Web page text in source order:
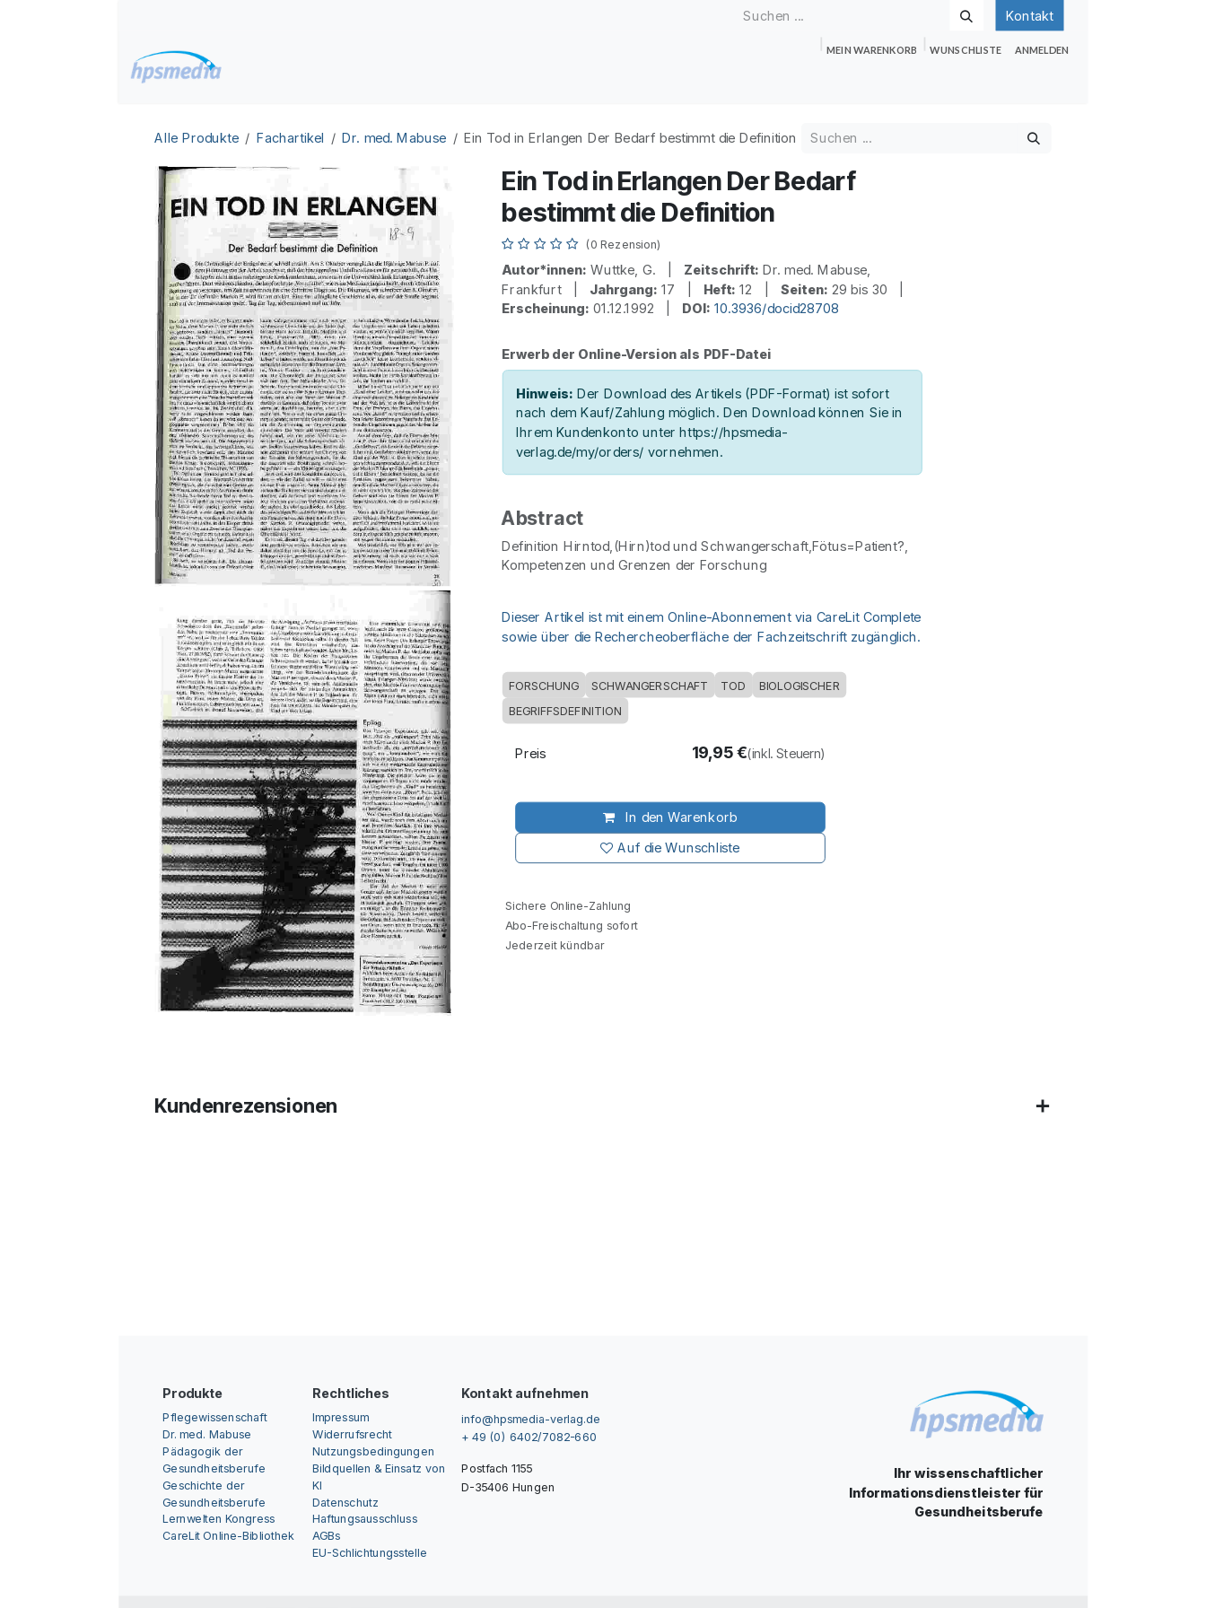
Kontakt
MEIN WARENKORB WUNSCHLISTE ANMELDEN
Alle Produkte Fachartikel Dr. med. Mabuse Ein Tod in Erlangen Der Bedarf bestimmt die Definition
Ein Tod in Erlangen Der Bedarf
bestimmt die Definition
(0 Rezension)
Autor*innen: Wuttke, G. | Zeitschrift: Dr. med. Mabuse,
Frankfurt | Jahrgang: 17 | Heft: 12 | Seiten: 29 bis 30 |
Erscheinung: 01.12.1992 | DOI: 10.3936/docid28708
Erwerb der Online-Version als PDF-Datei
Hinweis: Der Download des Artikels (PDF-Format) ist sofort
nach dem Kauf/Zahlung möglich. Den Download können Sie in
Ihrem Kundenkonto unter https://hpsmedia-
verlag.de/my/orders/ vornehmen.
Abstract
Definition Hirntod,(Hirn)tod und Schwangerschaft,Fötus=Patient?,
Kompetenzen und Grenzen der Forschung
Dieser Artikel ist mit einem Online-Abonnement via CareLit Complete
sowie über die Rechercheoberfläche der Fachzeitschrift zugänglich.
FORSCHUNG SCHWANGERSCHAFT TOD
BIOLOGISCHER
BEGRIFFSDEFINITION
In den Warenkorb
Auf die Wunschliste
Preis 19,95€(inkl. Steuern)
Sichere Online-Zahlung
Abo-Freischaltung sofort
Jederzeit kündbar
Kundenrezensionen
Produkte
Pflegewissenschaft
Dr. med. Mabuse
Pädagogik der
Gesundheitsberufe
Geschichte der
Gesundheitsberufe
Lernwelten Kongress
CareLit Online-Bibliothek
Rechtliches
Impressum
Widerrufsrecht
Nutzungsbedingungen
Bildquellen & Einsatz von
KI
Datenschutz
Haftungsausschluss
AGBs
EU-Schlichtungsstelle
Kontakt aufnehmen
info@hpsmedia-verlag.de
+ 49 (0) 6402/7082-660
Postfach 1155
D-35406 Hungen
Ihr wissenschaftlicher
Informationsdienstleister für
Gesundheitsberufe